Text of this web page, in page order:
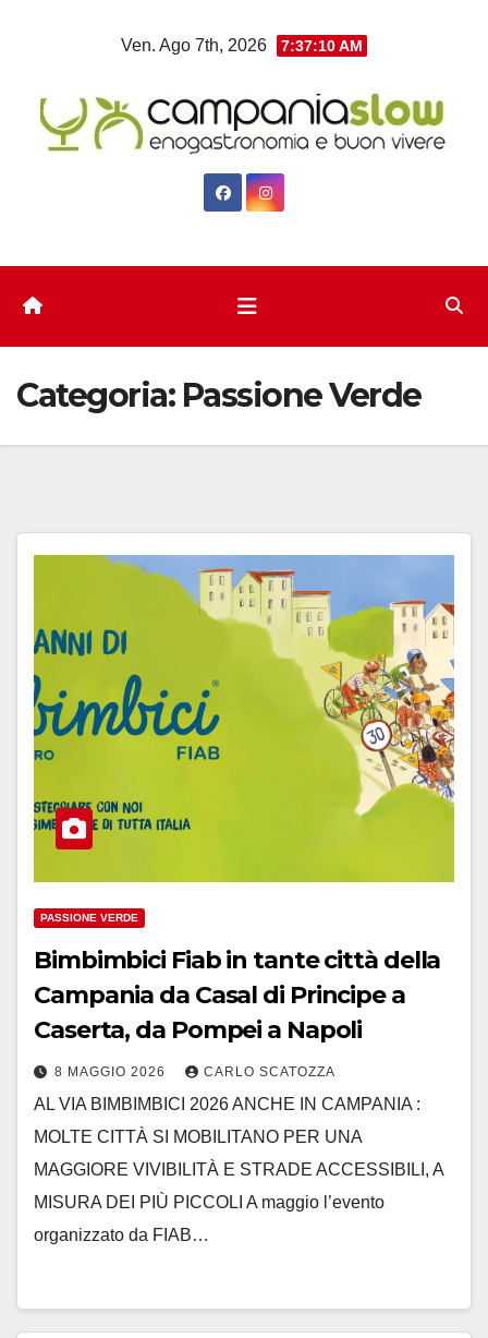
Ven. Ago 7th, 2026 7:37:11 AM
Categoria: Passione Verde
PASSIONE VERDE
Bimbimbici Fiab in tante città della
Campania da Casal di Principe a
Caserta, da Pompei a Napoli
8 MAGGIO 2026 CARLO SCATOZZA
AL VIA BIMBIMBICI 2026 ANCHE IN CAMPANIA :
MOLTE CITTÀ SI MOBILITANO PER UNA
MAGGIORE VIVIBILITÀ E STRADE ACCESSIBILI, A
MISURA DEI PIÙ PICCOLI A maggio l’evento
organizzato da FIAB…